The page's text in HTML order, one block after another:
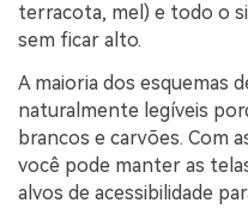
terracota, mel) e todo o
sem ficar alto.
A maioria dos esquemas
naturalmente legíveis
brancos e carvões. Com
você pode manter as
alvos de acessibilidade